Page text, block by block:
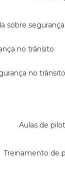
sobre
no trânsito
no
aulas de
treinamento de